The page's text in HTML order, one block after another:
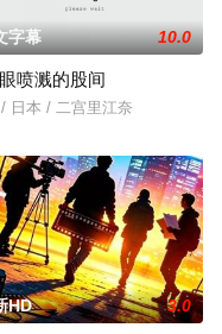
张天盛虽被种种诡怪幻象阻
字幕 10.0
喷溅的股间
日本 / 二宫里江奈
HD 3.0